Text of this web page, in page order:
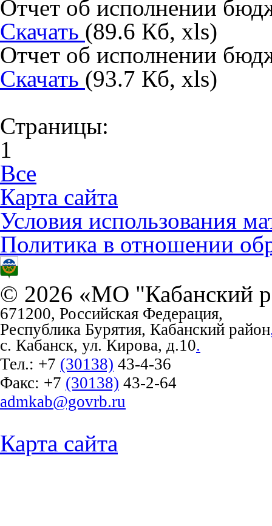
Отчет об исполнении
Скачать (89.6 Кб, xls)
Отчет об исполнении
Скачать (93.7 Кб, xls)
Страницы:
1
Все
Карта сайта
Условия использования
Политика в отношении
© 2026 «МО "Кабанский
671200, Российская Федерация,
Республика Бурятия, Кабанский район
с. Кабанск, ул. Кирова, д.10.
Тел.: +7 (30138) 43-4-36
Факс: +7 (30138) 43-2-64
admkab@govrb.ru
Карта сайта